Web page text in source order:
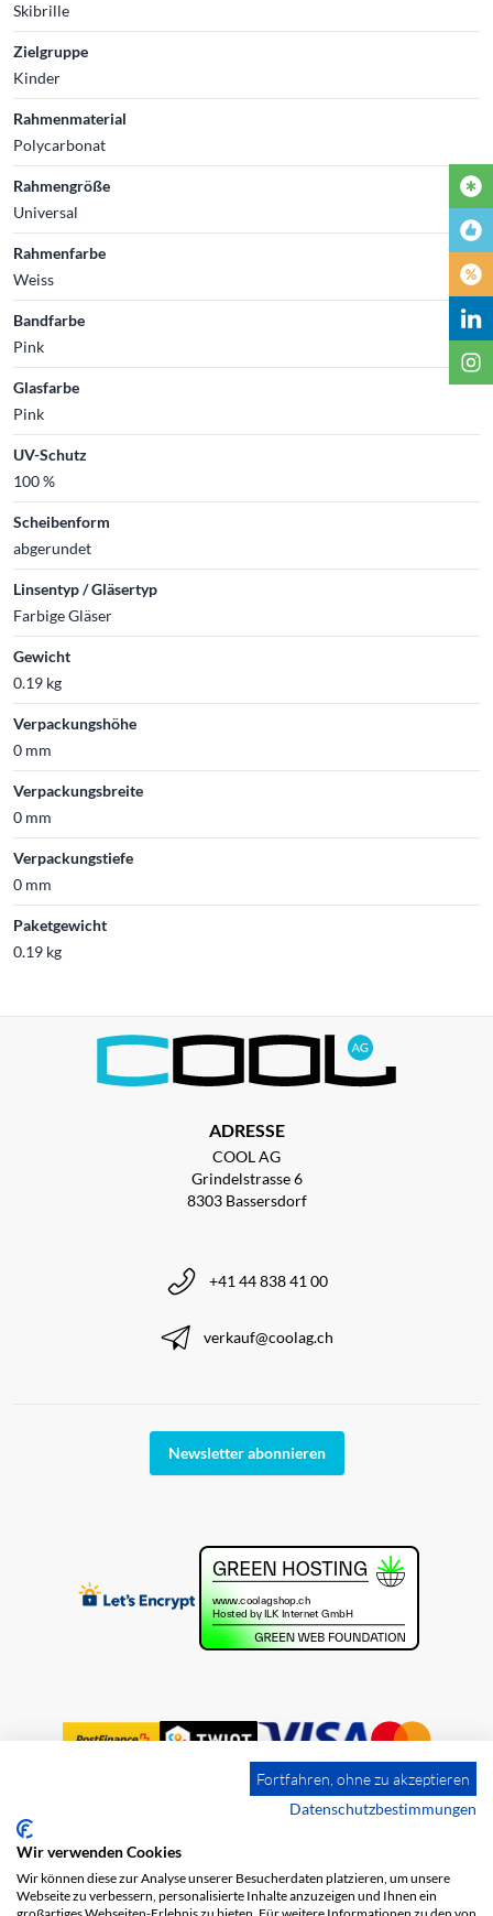
Skibrille
Zielgruppe
Kinder
Rahmenmaterial
Polycarbonat
Rahmengröße
Universal
Rahmenfarbe
Weiss
Bandfarbe
Pink
Glasfarbe
Pink
UV-Schutz
100 %
Scheibenform
abgerundet
Linsentyp / Gläsertyp
Farbige Gläser
Gewicht
0.19 kg
Verpackungshöhe
0 mm
Verpackungsbreite
0 mm
Verpackungstiefe
0 mm
Paketgewicht
0.19 kg
ADRESSE
COOL AG
Grindelstrasse 6
8303 Bassersdorf
+41 44 838 41 00
verkauf@coolag.ch
Newsletter abonnieren
Impressum
Datenschutz
Fortfahren, ohne zu akzeptieren
Datenschutzbestimmungen
Wir verwenden Cookies
Wir können diese zur Analyse unserer Besucherdaten platzieren, um unsere
Webseite zu verbessern, personalisierte Inhalte anzuzeigen und Ihnen ein